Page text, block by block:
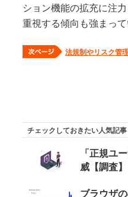
ション機能の拡充に注
重視する傾向も強まって
法規制やリスク管
チェックしておきたい人気記事